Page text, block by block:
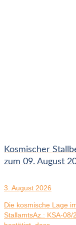
Kosmischer
zum 09. August
3. August 2026
Die kosmische Lage
StallamtsAz.: KSA-